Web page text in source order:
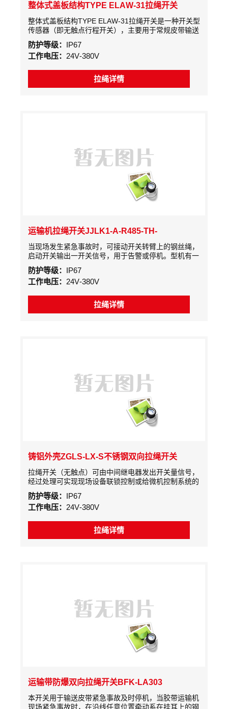
整体式盖板结构TYPE ELAW-31拉绳开关
整体式盖板结构TYPE ELAW-31拉绳开关是一种开关型
传感器（即无触点行程开关），主要用于常规皮带输送
机、梭式输送机、裙边式给料输送机、斗式提升机，包
装生产线、堆料/取料系统，起重机、挖掘机、轮船装
卸系统、水平给料机等设备现场紧急事故停车的一种保
绳开关，均可发出停机信号，实现对人身及设备的保护
防护等级： IP67
工作电压： 24V-380V
拉绳详情
运输机拉绳开关JJLK1-A-R485-TH-
DC24VGBT
当现场发生紧急事故时，可接动开关转臂上的钢丝绳，
启动开关输出一开关信号，用于告警或停机。型机有一
警示牌，启动开关时，警示牌翻转呈垂直状态，故障排
除后，按下警示牌，拉绳开关恢复工作状态。
防护等级： IP67
工作电压： 24V-380V
拉绳详情
铸铝外壳ZGLS-LX-S不锈钢双向拉绳开关
拉绳开关（无触点）可由中间继电器发出开关量信号，
经过处理可实现现场设备联锁控制或给微机控制系统的
计算机发出信号，方便实现工厂自动化控制。拉绳开关
（无触点）选用精工细做的机械部件和可靠的无触点式
光电偶合器组合而成。
防护等级： IP67
工作电压： 24V-380V
拉绳详情
运输带防爆双向拉绳开关BFK-LA303
本开关用于输送皮带紧急事故及时停机，当胶带运输机
现场紧急事故时，在沿线任意位置牵动系在挂耳上的钢